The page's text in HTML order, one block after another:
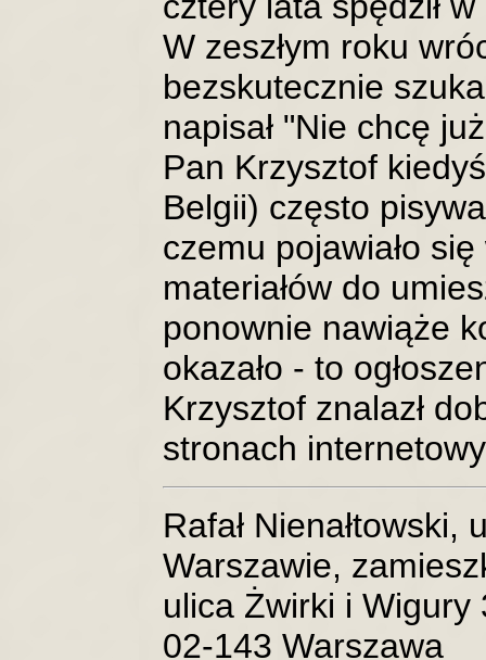
W zeszłym roku
bezskutecznie
napisał "Nie chcę
Pan Krzysztof
Belgii) często
czemu pojawiało
materiałów do
ponownie nawiąże
okazało - to
Krzysztof znalazł
stronach
Rafał Nienałtowski,
Warszawie,
ulica Żwirki i Wigury
02-143 Warszawa